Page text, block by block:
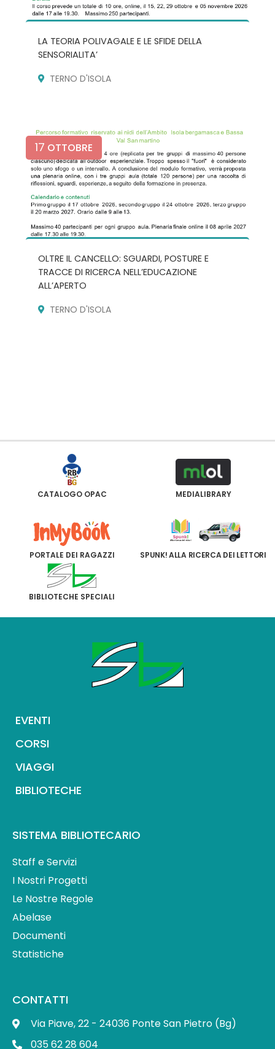
LA TEORIA POLIVAGALE E LE SFIDE DELLA
SENSORIALITA’
TERNO D'ISOLA
17 OTTOBRE
OLTRE IL CANCELLO: SGUARDI, POSTURE E
TRACCE DI RICERCA NELL’EDUCAZIONE
ALL’APERTO
TERNO D'ISOLA
CATALOGO OPAC MEDIALIBRARY
PORTALE DEI RAGAZZI SPUNK! ALLA RICERCA DEI LETTORI
BIBLIOTECHE SPECIALI
EVENTI
CORSI
VIAGGI
BIBLIOTECHE
SISTEMA BIBLIOTECARIO
Staff e Servizi
I Nostri Progetti
Le Nostre Regole
Abelase
Documenti
Statistiche
CONTATTI
Via Piave, 22 - 24036 Ponte San Pietro (Bg)
035 62 28 604